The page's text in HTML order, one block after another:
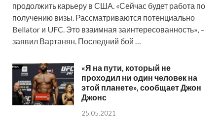
продолжить карьеру в США. «Сейчас будет работа по
получению визы. Рассматриваются потенциально
Bellator и UFC. Это взаимная заинтересованность», –
заявил Вартанян. Последний бой …
«Я на пути, который не
проходил ни один человек на
этой планете», сообщает Джон
Джонс
25.05.2021